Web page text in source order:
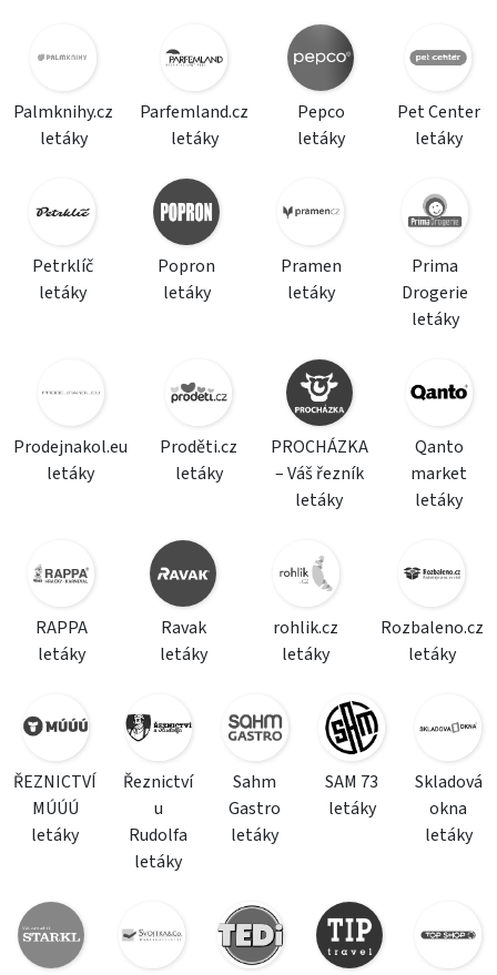
Palmknihy.cz
letáky
Parfemland.cz
letáky
Pepco
letáky
Pet Center
letáky
Petrklíč
letáky
Popron
letáky
Pramen
letáky
Prima
Drogerie
letáky
Prodejnakol.eu
letáky
Proděti.cz
letáky
PROCHÁZKA
– Váš řezník
letáky
Qanto
market
letáky
RAPPA
letáky
Ravak
letáky
rohlik.cz
letáky
Rozbaleno.cz
letáky
ŘEZNICTVÍ
MÚÚÚ
letáky
Řeznictví
u
Rudolfa
letáky
Sahm
Gastro
letáky
SAM 73
letáky
Skladová
okna
letáky